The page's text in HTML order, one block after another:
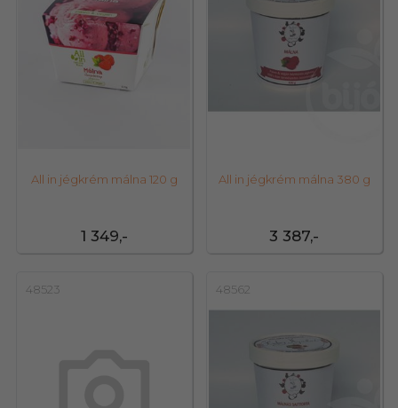
1 349,-
All in jégkrém málna 120 g
3 387,-
All in jégkrém málna 380 g
48523 48562